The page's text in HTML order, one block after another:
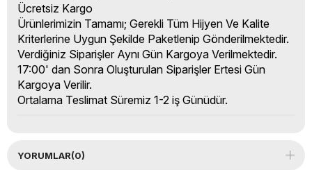
Ücretsiz Kargo
Ürünlerimizin Tamamı; Gerekli Tüm Hijyen Ve Kalite
Kriterlerine Uygun Şekilde Paketlenip Gönderilmektedir.
Verdiğiniz Siparişler Aynı Gün Kargoya Verilmektedir.
17:00' dan Sonra Oluşturulan Siparişler Ertesi Gün
Kargoya Verilir.
Ortalama Teslimat Süremiz 1-2 iş Günüdür.
YORUMLAR(0)